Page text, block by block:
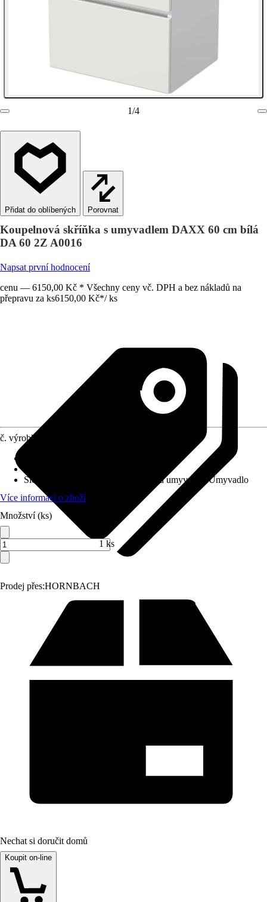
1/4
Porovnat
Koupelnová skříňka s umyvadlem DAXX 60 cm bílá
DA 60 2Z A0016
Napsat první hodnocení
cenu — 6150,00 Kč * Všechny ceny vč. DPH a bez nákladů na
přepravu za ks6150,00 Kč*/ ks
Prodej přes:HORNBACH
č. výrobku
Složení výrobku
Spodní skříňka pod umyvadlo, Umyvadlo
Více informací o zboží
Množství (ks)
1 ks
Nechat si doručit domů
Koupit on-line